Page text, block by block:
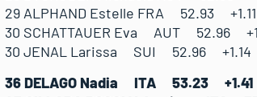
29 ALPHAND Estelle FRA 52.93 +1.11
30 SCHATTAUER Eva AUT 52.96
30 JENAL Larissa SUI 52.96 +1.14
36 DELAGO Nadia ITA 53.23 +1.41